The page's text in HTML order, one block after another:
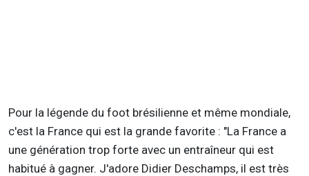
Pour la légende du foot brésilienne et même mondiale,
c'est la France qui est la grande favorite : "La France a
une génération trop forte avec un entraîneur qui est
habitué à gagner. J'adore Didier Deschamps, il est très